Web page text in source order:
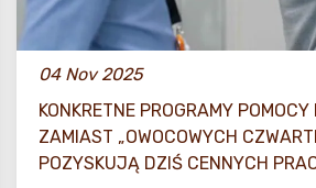
04 Nov 2025
KONKRETNE PROGRAMY
ZAMIAST „OWOCOWYCH
POZYSKUJĄ DZIŚ CENNYCH